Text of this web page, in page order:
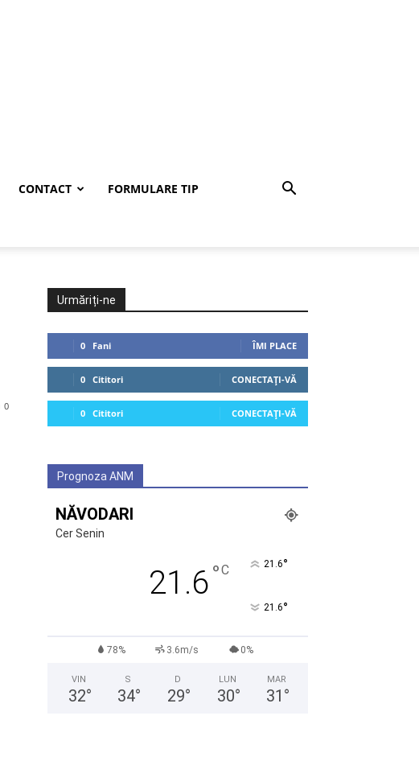
CONTACT FORMULARE TIP
0
Urmăriți-ne
0 Fani ÎMI PLACE
0 Cititori CONECTAȚI-VĂ
0 Cititori CONECTAȚI-VĂ
Prognoza ANM
NĂVODARI
Cer Senin
21.6°C 21.6°
21.6°
78% 3.6m/s 0%
VIN
32°
S
34°
D
29°
LUN
30°
MAR
31 °